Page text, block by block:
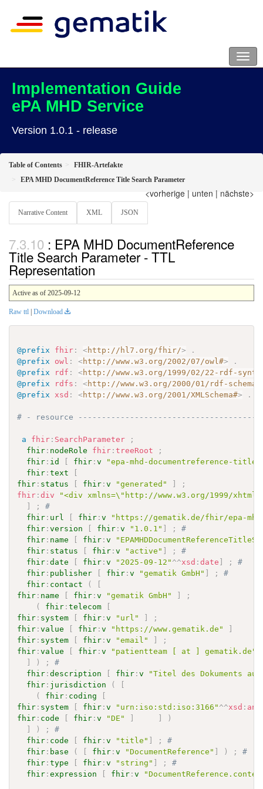
Implementation Guide
ePA MHD Service
Version 1.0.1 - release
Table of Contents
FHIR-Artefakte
EPA MHD DocumentReference Title Search Parameter
<vorherige | unten | nächste>
Narrative Content XML JSON
: EPA MHD DocumentReference
Title Search Parameter - TTL
Representation
Active as of 2025-09-12
Raw ttl | Download
@prefix fhir : <http://hl7.org/fhir/>
.
@prefix
owl : <http://www.w3.org/2002/07/owl#>
.
@prefix
rdf : <http://www.w3.org/1999/02/22-rdf-
@prefix
rdfs : <http://www.w3.org/2000/01/rdf-schema#
@prefix
xsd : <http://www.w3.org/2001/XMLSchema#> .
# - resource
a fhir : SearchParameter
;
fhir : nodeRole fhir :treeRoot
;
fhir : id fhir :v "epa-mhd-documentreference-title"
fhir :text
fhir : status fhir :v "generated"
;
fhir :div
"<div xmlns=\"http://www.w3.org/1999/
;
#
fhir : url fhir :v
"https://gematik.de/fhir/epa-mhd/
fhir :version fhir :v "1.0.1" ;
#
fhir : name fhir :v
fhir : status fhir :v "active" ;
#
fhir :date fhir :v "2025-09-12" ^^xsd :date ;
#
fhir : publisher fhir :v "gematik GmbH" ;
#
fhir : contact (
fhir : name fhir :v "gematik GmbH"
;
(
fhir :telecom
fhir : system fhir :v "url"
;
fhir :value fhir :v "https://www.gematik.de"
fhir : system fhir :v "email"
;
fhir :value fhir :v "patientteam [ at ] gematik.de"
) ;
#
fhir :description fhir :v
"Titel des Dokuments
fhir : jurisdiction (
(
fhir : coding
fhir : system fhir :v "urn:iso:std:iso:3166" ^^xsd :
fhir : code fhir :v "DE"
)
) ;
#
fhir : code fhir :v "title" ;
#
fhir : base ( fhir :v "DocumentReference" ) ;
#
fhir :type fhir :v "string" ;
#
fhir :expression fhir :v